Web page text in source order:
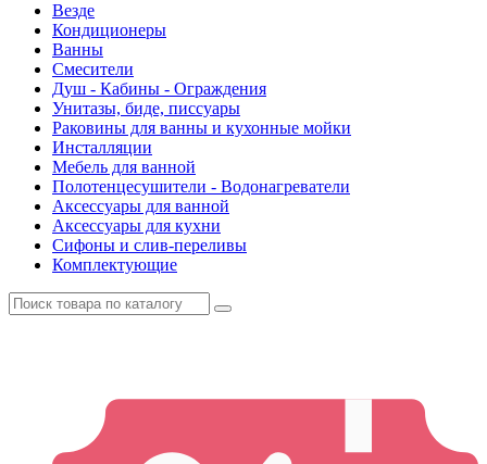
Везде
Кондиционеры
Ванны
Смесители
Душ - Кабины - Ограждения
Унитазы, биде, писсуары
Раковины для ванны и кухонные мойки
Инсталляции
Мебель для ванной
Полотенцесушители - Водонагреватели
Аксессуары для ванной
Аксессуары для кухни
Сифоны и слив-переливы
Комплектующие